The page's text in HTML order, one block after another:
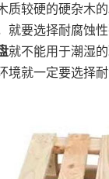
质较硬的硬杂木的
就要选择耐腐蚀
就不能用于潮湿
境就一定要选择